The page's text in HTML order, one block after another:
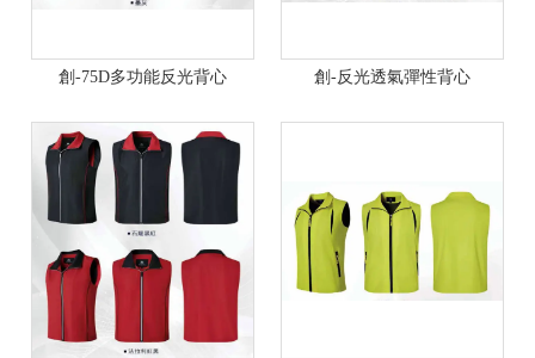
創-75D多功能反光背心 創-反光透氣彈性背心